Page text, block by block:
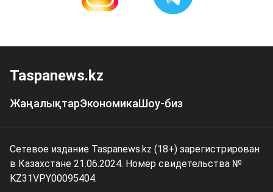
Taspanews.kz
ЖаңалықтарЭкономикаШоу-биз
Сетевое издание Taspanews.kz (18+) зарегистрирован
в Казахстане 21.06.2024. Номер свидетельства №
KZ31VPY00095404.